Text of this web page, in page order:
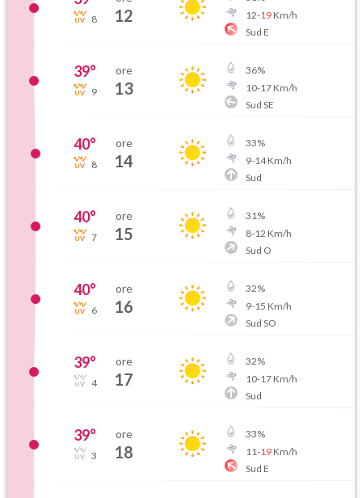
8 12
12-19Km/h
Sud E
39°
9
ore
13
36%
10-17Km/h
Sud SE
40°
8
ore
14
33%
9-14Km/h
Sud
40°
7
ore
15
31%
8-12 Km/h
Sud O
40°
6
ore
16
32%
9-15 Km/h
Sud SO
39°
4
ore
17
32%
10-17Km/h
Sud
39°
3
ore
18
33%
11-19Km/h
Sud E